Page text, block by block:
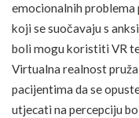
emocionalnih problema
koji se suočavaju s
boli mogu koristiti VR
Virtualna realnost
pacijentima da se
utjecati na percepciju